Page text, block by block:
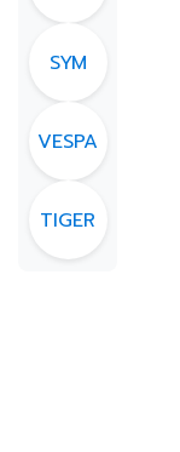
SYM
VESPA
TIGER